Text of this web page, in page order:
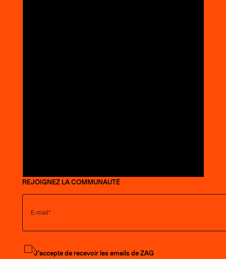
REJOIGNEZ LA COMMUNAUTÉ
S'abonner à la newsletter
J’accepte de recevoir les emails de ZAG